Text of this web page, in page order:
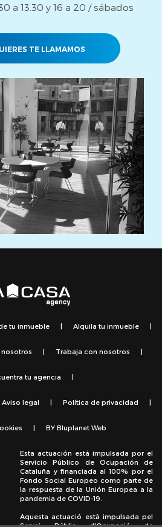
a 13.30 y 16 a 20 / sábados
TE LLAMAMOS
tu inmueble | Alquila tu inmueble |
nosotros | Trabaja con nosotros |
tu agencia |
Aviso legal | Política de privacidad |
| BY Bluplanet Web
Esta actuación está impulsada por el
Servicio Público de Ocupación de
Cataluña y financiada al 100% por el
Fondo Social Europeo como parte de
la respuesta de la Unión Europea a la
pandemia de COVID-19.
Aquesta actuació està impulsada pel
Servei Públic d'Ocupació de